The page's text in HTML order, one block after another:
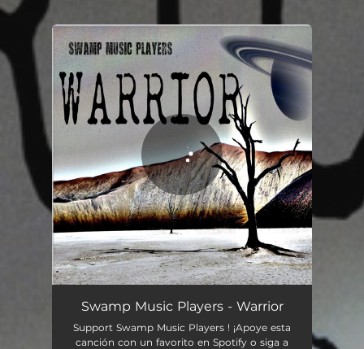
You're all set!
Warrior 03:43
Swamp Music Players - Warrior
Support Swamp Music Players ! ¡Apoye esta
canción con un favorito en Spotify o siga a
.